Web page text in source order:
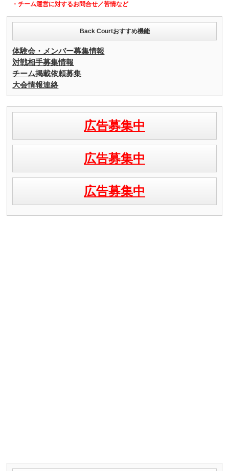
・チーム運営に対するお問合せ／苦情など
Back Courtおすすめ機能
体験会・メンバー募集情報
対戦相手募集情報
チーム掲載依頼募集
大会情報連絡
広告募集中
広告募集中
広告募集中